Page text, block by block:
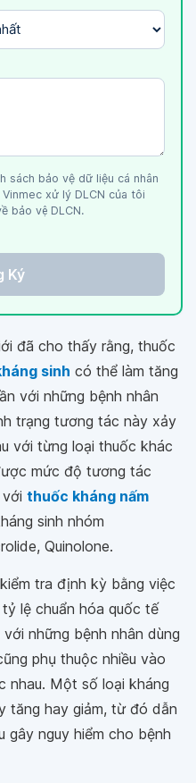
sách bảo vệ dữ liệu cá nhân
xử lý DLCN của tôi
bảo vệ DLCN.
Ký
đã cho thấy rằng, thuốc
sinh có thể làm tăng
với những bệnh nhân
trạng tương tác này xảy
với từng loại thuốc khác
mức độ tương tác
thuốc kháng nấm
sinh nhóm
Quinolone.
tra định kỳ bằng việc
lệ chuẩn hóa quốc tế
những bệnh nhân dùng
phụ thuộc nhiều vào
nhau. Một số loại kháng
tăng hay giảm, từ đó dẫn
gây nguy hiểm cho bệnh